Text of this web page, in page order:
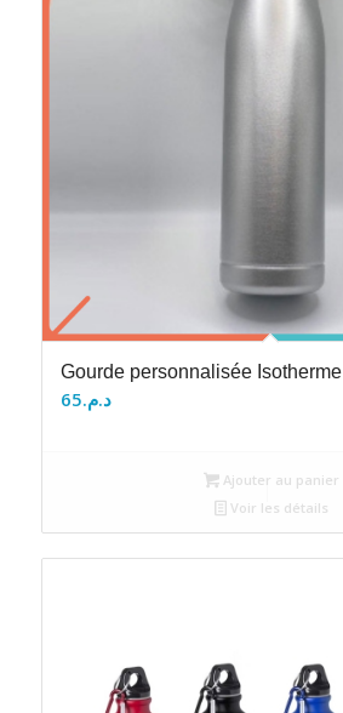
Gourde personnalisée Isotherme
د.م.65
Ajouter au panier
Voir les détails